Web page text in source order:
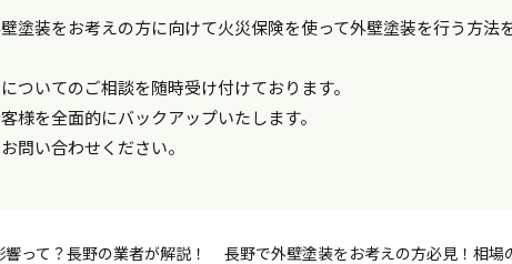
塗装をお考えの方に向けて火災保険を使って外壁塗装を行う方法
ついてのご相談を随時受け付けております。
様を全面的にバックアップいたします。
問い合わせください。
って？長野の業者が解説！ 長野で外壁塗装をお考えの方必見！相場